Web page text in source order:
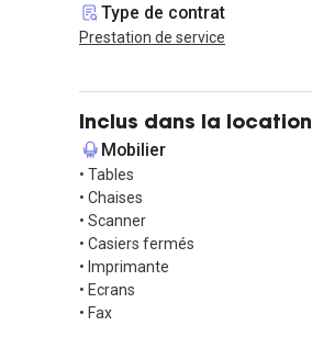
Type de contrat
Prestation de service
Inclus dans la location
Mobilier
• Tables
• Chaises
• Scanner
• Casiers fermés
• Imprimante
• Ecrans
• Fax